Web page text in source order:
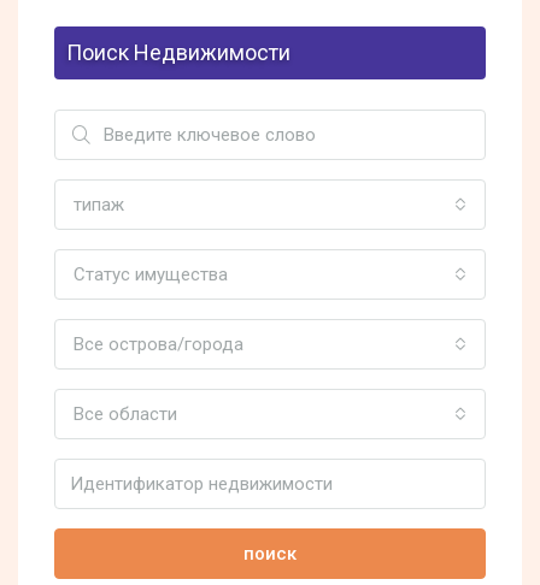
Поиск Недвижимости
типаж
Статус имущества
Все острова/города
Все области
поиск